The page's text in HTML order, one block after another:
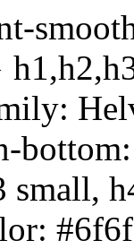
small,